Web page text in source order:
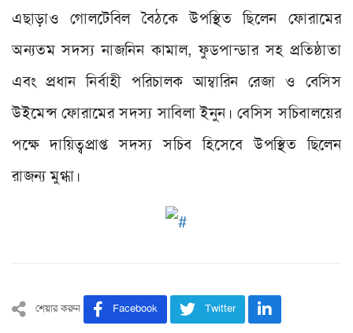
এছাড়াও গোলটেবিল বৈঠকে উপস্থিত ছিলেন ফোরামের
অন্যতম সদস্য নাজনিন কামাল,ফুডপান্ডার সহ প্রতিষ্ঠাতা
এবং প্রধান নির্বাহী পরিচালক আম্বারিন রেজা ও বেসিস
উইমেন্স ফোরামের সদস্য সাবিলা ইনুন। বেসিস সচিবালয়ের
পক্ষে দায়িত্বপ্রাপ্ত সদস্য সচিব হিসেবে উপস্থিত ছিলেন
রাজন্য মুগ্ধা।
শেয়ার করুন Facebook Twitter